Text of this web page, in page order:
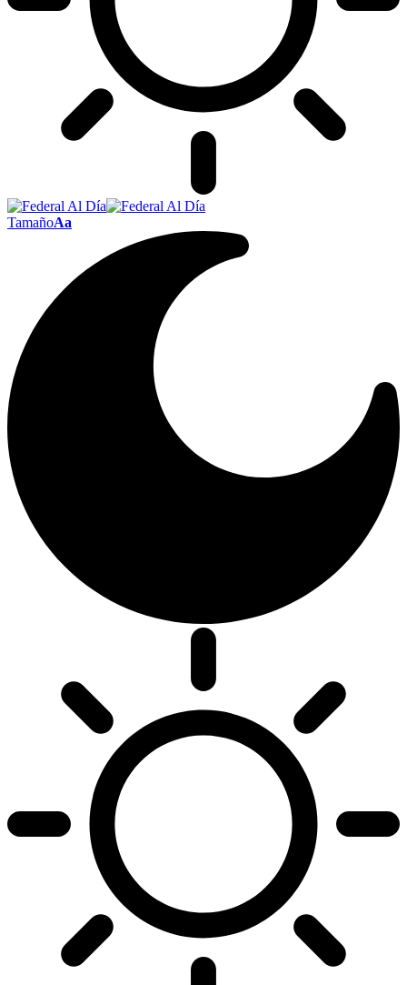
TamañoAa